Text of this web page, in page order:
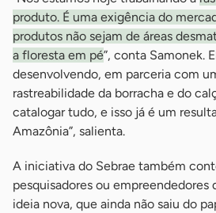
produto. É uma exigência do
produtos não sejam de áreas
a floresta em pé”, conta Samonek.
desenvolvendo, em parceria com
rastreabilidade da borracha e do
catalogar tudo, e isso já é um
Amazônia”, salienta.
A iniciativa do Sebrae também
pesquisadores ou empreendedores
ideia nova, que ainda não saiu do